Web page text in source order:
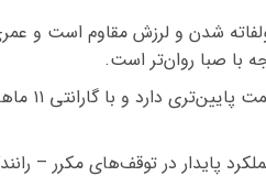
: نسبت به
پایدار در توقف‌های مکرر –